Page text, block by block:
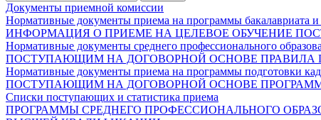
Документы приемной комиссии
Нормативные документы приема на программы бакалавриата и
ИНФОРМАЦИЯ О ПРИЕМЕ НА ЦЕЛЕВОЕ ОБУЧЕНИЕ
Нормативные документы среднего профессионального
ПОСТУПАЮЩИМ НА ДОГОВОРНОЙ ОСНОВЕ ПРАВИЛА
Нормативные документы приема на программы подготовки
ПОСТУПАЮЩИМ НА ДОГОВОРНОЙ ОСНОВЕ
Списки поступающих и статистика приема
ПРОГРАММЫ СРЕДНЕГО ПРОФЕССИОНАЛЬНОГО